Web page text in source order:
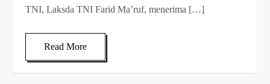
TNI, Laksda TNI Farid Ma’ruf, menerima […]
Read More